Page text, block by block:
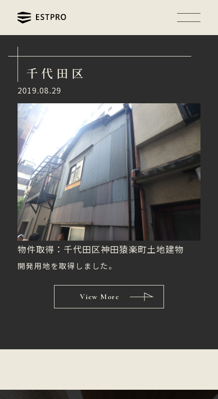
千代田区
2019.08.29
物件取得：千代田区神田猿楽町土地建物
開発用地を取得しました。
View More